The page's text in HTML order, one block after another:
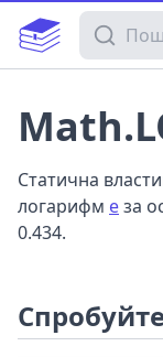
Пошук у
Статична
логарифм eза
0.434.